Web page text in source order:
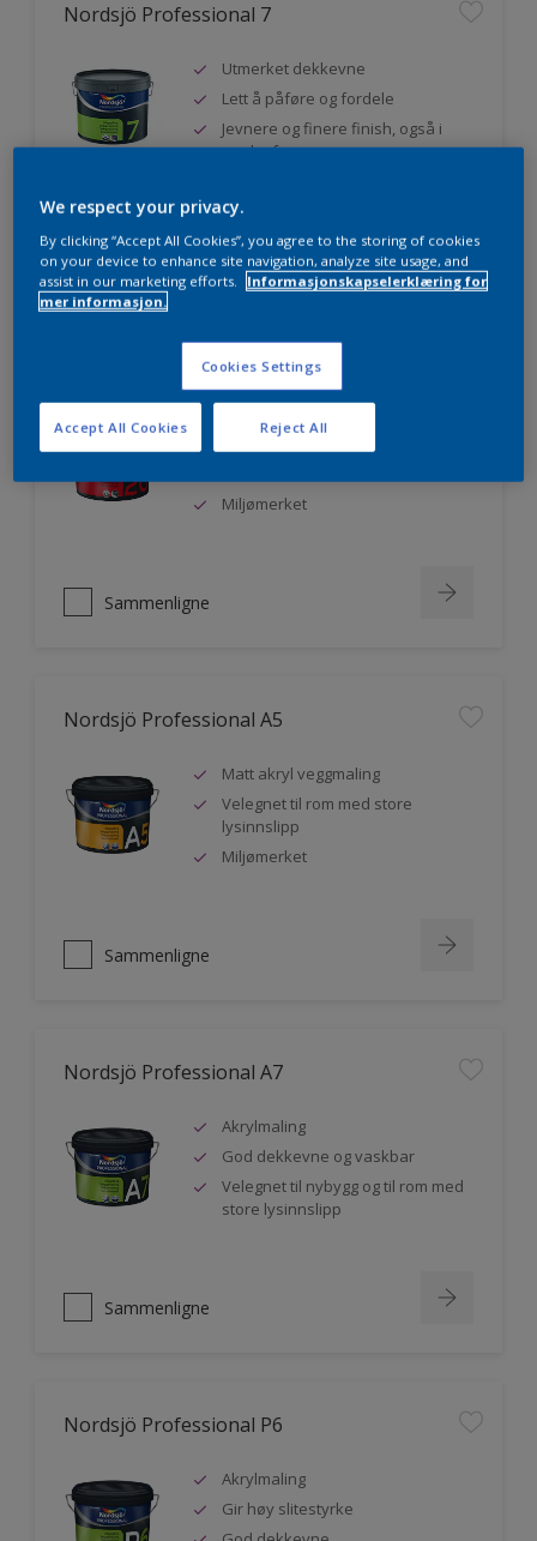
Nordsjö Professional 7
Utmerket dekkevne
Lett å påføre og fordele
Jevnere og finere finish, også i
mørke farger
Sammenligne
Nordsjö Professional 20
Veggmaling med god dekkevne
Utviklet av og for profesjonelle
Miljømerket
Sammenligne
Nordsjö Professional A5
Matt akryl veggmaling
Velegnet til rom med store
lysinnslipp
Miljømerket
Sammenligne
Nordsjö Professional A7
Akrylmaling
God dekkevne og vaskbar
Velegnet til nybygg og til rom med
store lysinnslipp
Sammenligne
Nordsjö Professional P6
Akrylmaling
Gir høy slitestyrke
We respect your privacy.
By clicking “Accept All Cookies”, you agree to the storing of cookies
on your device to enhance site navigation, analyze site usage, and
assist in our marketing efforts.
Informasjonskapselerklæring for
mer informasjon.
Cookies Settings
Reject All
Accept All Cookies